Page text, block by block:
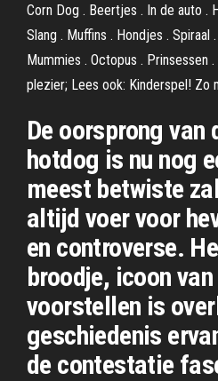
Corn Dog . Beertjes . In de auto .
Slang . Muffins . Hondjes . Spiraal
Mummies . Octopus . Prinsessen
plezier; Lees ook: Kinderspel! Zo
De oorsprong van
hotdog is nu nog
meest betwiste
altijd voer voor
en controverse.
broodje, icoon
voorstellen is
geschiedenis
de contestatie